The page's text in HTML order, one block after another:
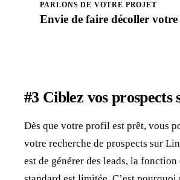
PARLONS DE VOTRE PROJET
Envie de faire décoller
#3 Ciblez vos
Dès que votre profil est prêt, vous
votre recherche de prospects sur
est de générer des leads, la fonction